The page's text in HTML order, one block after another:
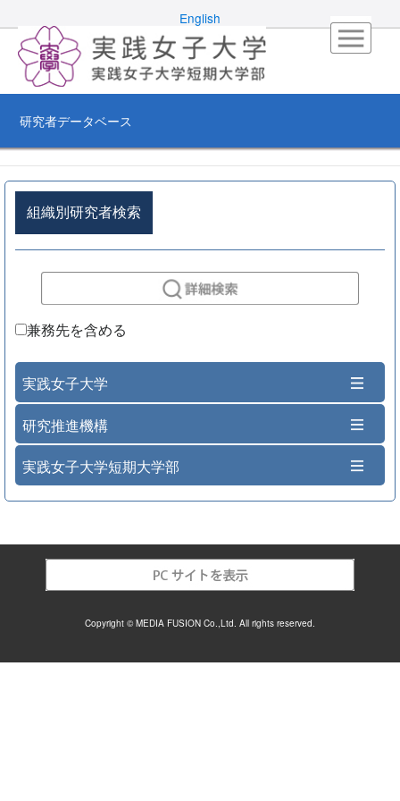
English
研究者データベース
組織別研究者検索
兼務先を含める
実践女子大学
研究推進機構
実践女子大学短期大学部
Copyright © MEDIA FUSION Co.,Ltd. All rights reserved.